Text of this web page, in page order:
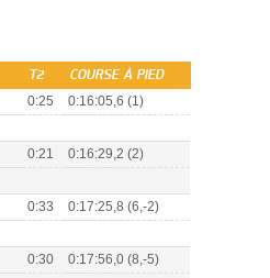
T2 COURSE À PIED
0:25 0:16:05,6 (1)
0:21 0:16:29,2 (2)
0:33 0:17:25,8 (6,-2)
0:30 0:17:56,0 (8,-5)